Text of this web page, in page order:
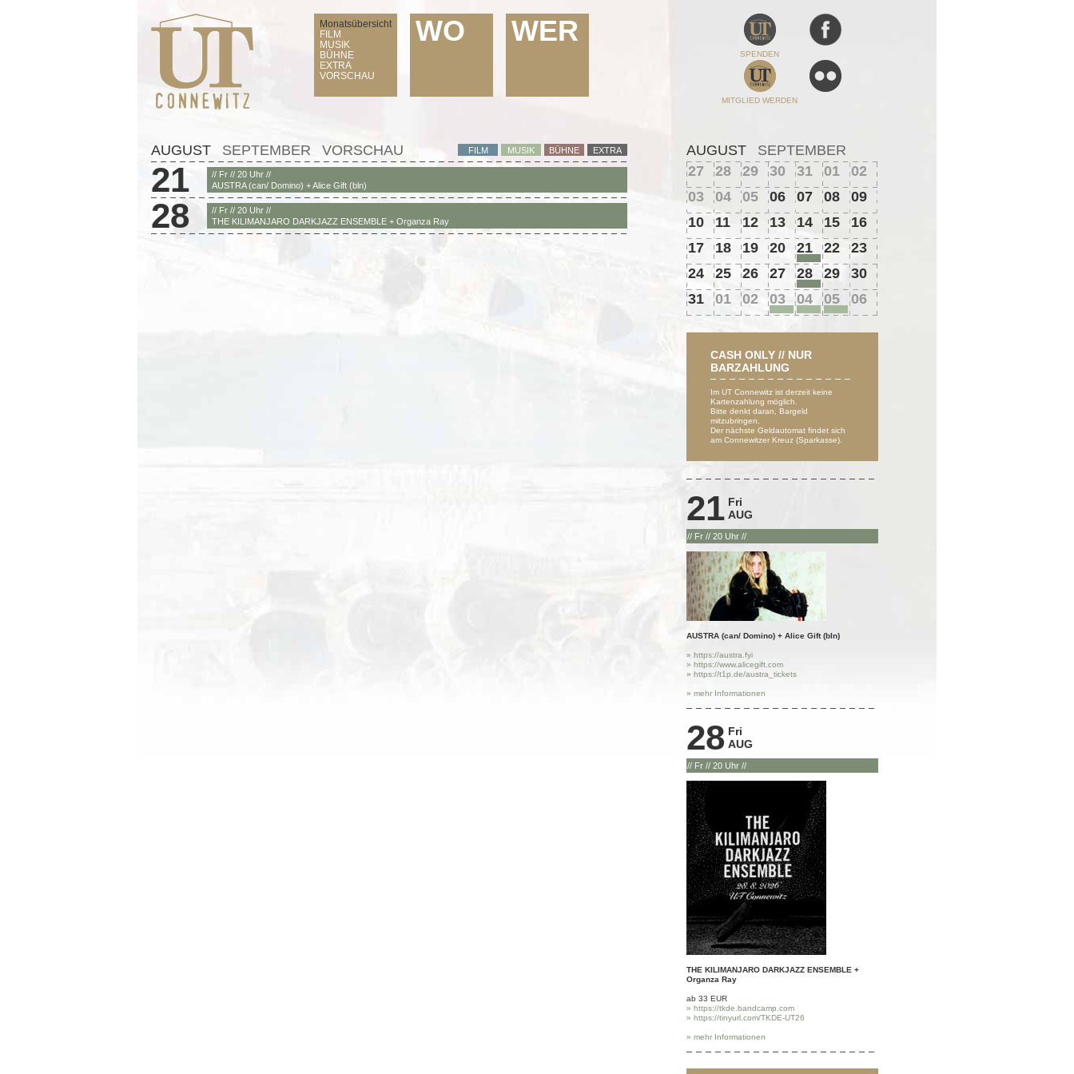
Monatsübersicht
FILM
MUSIK
BÜHNE
EXTRA
VORSCHAU
WO WER
SPENDEN
MITGLIED WERDEN
AUGUST SEPTEMBER VORSCHAU FILM MUSIK BÜHNE EXTRA
21
// Fr // 20 Uhr //
AUSTRA (can/ Domino) + Alice Gift (bln)
28
// Fr // 20 Uhr //
THE KILIMANJARO DARKJAZZ ENSEMBLE + Organza Ray
AUGUST
SEPTEMBER
27
28 29 30 31 01
02
03
04 05 06 07 08
09
10
11 12 13 14 15
16
17
18 19 20 21 22
23
24
25 26 27 28 29
30
31
01 02 03 04 05 06
CASH ONLY // NUR
BARZAHLUNG
Im UT Connewitz ist derzeit keine
Kartenzahlung möglich.
Bitte denkt daran, Bargeld
mitzubringen.
Der nächste Geldautomat findet sich
am Connewitzer Kreuz (Sparkasse).
21 Fri
AUG
// Fr // 20 Uhr //
AUSTRA (can/ Domino) + Alice Gift (bln)
» https://austra.fyi
» https://www.alicegift.com
» https://t1p.de/austra_tickets
» mehr Informationen
28 Fri
AUG
// Fr // 20 Uhr //
THE KILIMANJARO DARKJAZZ ENSEMBLE +
Organza Ray
ab 33 EUR
» https://tkde.bandcamp.com
» https://tinyurl.com/TKDE-UT26
» mehr Informationen